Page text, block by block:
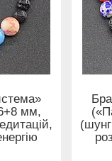
мм,